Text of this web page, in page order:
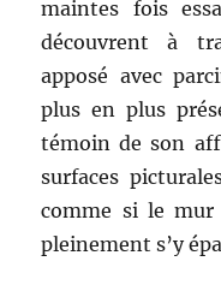
maintes fois
découvrent à
apposé avec
plus en plus
témoin de son
surfaces
comme si le
pleinement s’y